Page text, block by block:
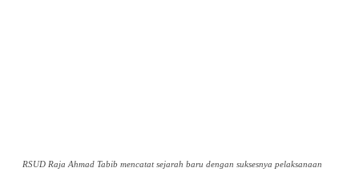
RSUD Raja Ahmad Tabib mencatat sejarah baru dengan suksesnya pelaksanaan